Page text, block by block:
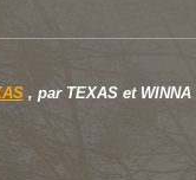
, par TEXASet WINNA